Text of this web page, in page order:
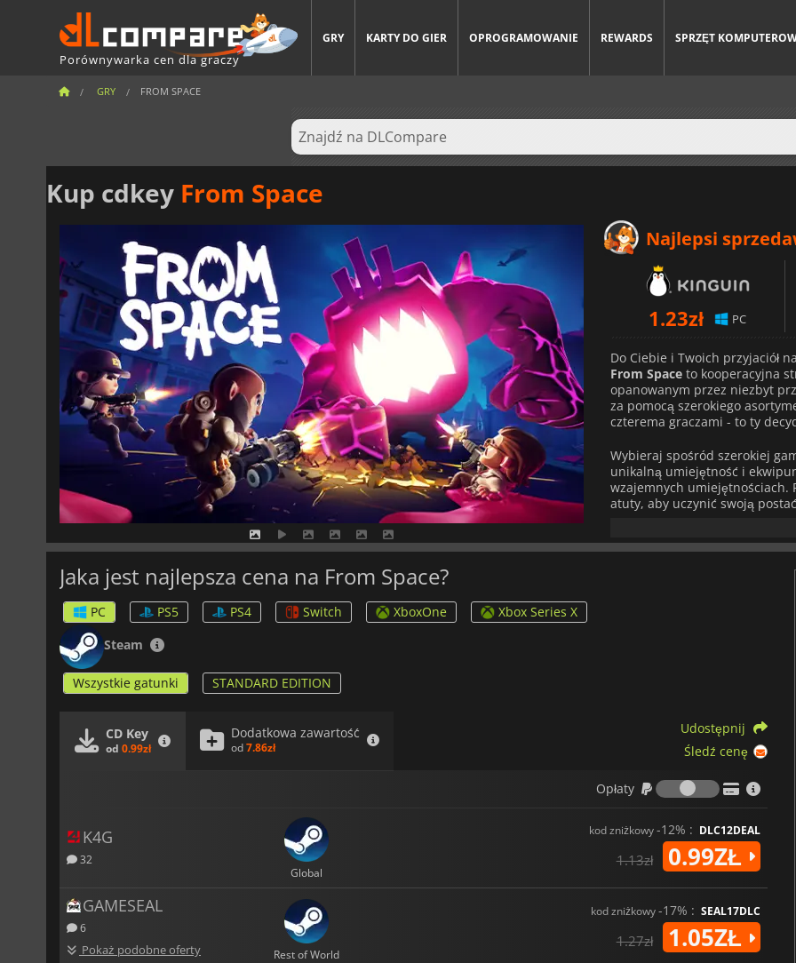
Porównywarka cen dla graczy
GRY KARTY DO GIER OPROGRAMOWANIE REWARDS SPRZĘT
GRY FROM SPACE
Kup cdkey From Space
Najlepsi
1.23zł PC
Do Ciebie i Twoich przyjaciół
From Space to kooperacyjna
opanowanym przez niezbyt
za pomocą szerokiego
czterema graczami - to ty
Wybieraj spośród szerokiej
unikalną umiejętność i
wzajemnych umiejętnościach.
atuty, aby uczynić swoją
Wybierz broń z arsenału
również ustawić inne środki
Świat - lub to, co z niego
innego wyboru, jak tylko pójść
Jaka jest najlepsza cena na From Space?
PC PS5 PS4 Switch XboxOne
Xbox Series X
Steam
Wszystkie gatunki STANDARD EDITION
CD Key
od 0.99zł
Dodatkowa zawartość
od7.86zł
Udostępnij
Śledź cenę
Opłaty
Opłaty
K4G
32
Global
kod zniżkowy-12% : DLC12DEAL
1.13zł 0.99ZŁ
GAMESEAL
6
Pokaż podobne oferty Rest of World
kod zniżkowy-17% : SEAL17DLC
1.27zł 1.05ZŁ